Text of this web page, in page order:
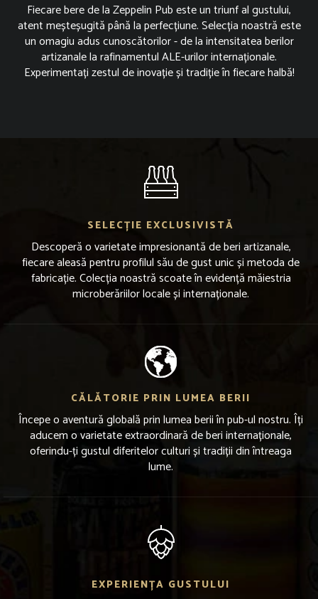
Fiecare bere de la Zeppelin Pub este un triunf al gustului,
atent meșteșugită până la perfecțiune. Selecția noastră este
un omagiu adus cunoscătorilor - de la intensitatea berilor
artizanale la rafinamentul ALE-urilor internaționale.
Experimentați zestul de inovație și tradiție în fiecare halbă!
SELECȚIE EXCLUSIVISTĂ
Descoperă o varietate impresionantă de beri artizanale,
fiecare aleasă pentru profilul său de gust unic și metoda de
fabricație. Colecția noastră scoate în evidență măiestria
microberăriilor locale și internaționale.
CĂLĂTORIE PRIN LUMEA BERII
Începe o aventură globală prin lumea berii în pub-ul nostru. Îți
aducem o varietate extraordinară de beri internaționale,
oferindu-ți gustul diferitelor culturi și tradiții din întreaga
lume.
EXPERIENȚA GUSTULUI